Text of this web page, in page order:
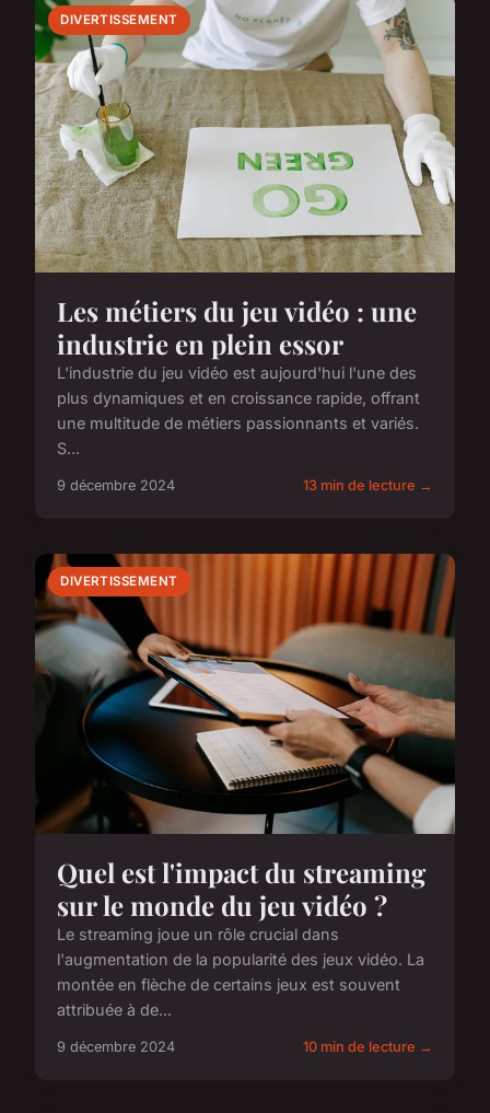
DIVERTISSEMENT
Les métiers du jeu vidéo : une
industrie en plein essor
L'industrie du jeu vidéo est aujourd'hui l'une des
plus dynamiques et en croissance rapide, offrant
une multitude de métiers passionnants et variés.
S...
9 décembre 2024 13 min de lecture →
DIVERTISSEMENT
Quel est l'impact du streaming
sur le monde du jeu vidéo ?
Le streaming joue un rôle crucial dans
l'augmentation de la popularité des jeux vidéo. La
montée en flèche de certains jeux est souvent
attribuée à de...
9 décembre 2024 10 min de lecture →